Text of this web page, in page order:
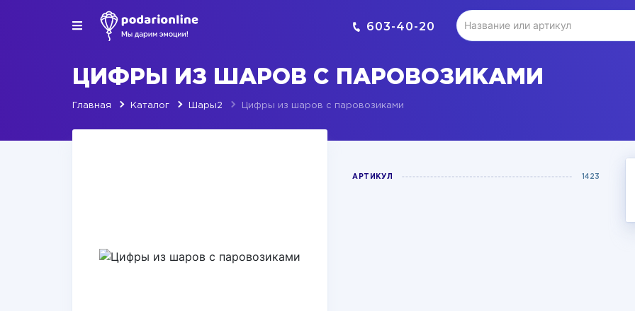
603-40-20
ЦИФРЫ ИЗ ШАРОВ С ПАРОВОЗИКАМИ
Главная Каталог Шары2 Цифры из шаров с паровозиками
АРТИКУЛ 1423